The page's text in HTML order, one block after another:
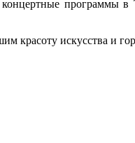
концертные
красоту искусства и